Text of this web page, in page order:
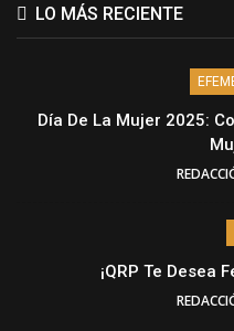
LO MÁS RECIENTE
Día De La Mujer 2025:
¡QRP Te Desea